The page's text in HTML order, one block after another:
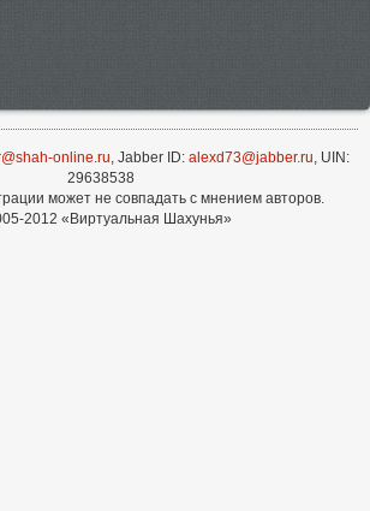
online.ru, Jabber ID: alexd73@jabber.ru, UIN:
29638538
может не совпадать с мнением авторов.
2012 «Виртуальная Шахунья»